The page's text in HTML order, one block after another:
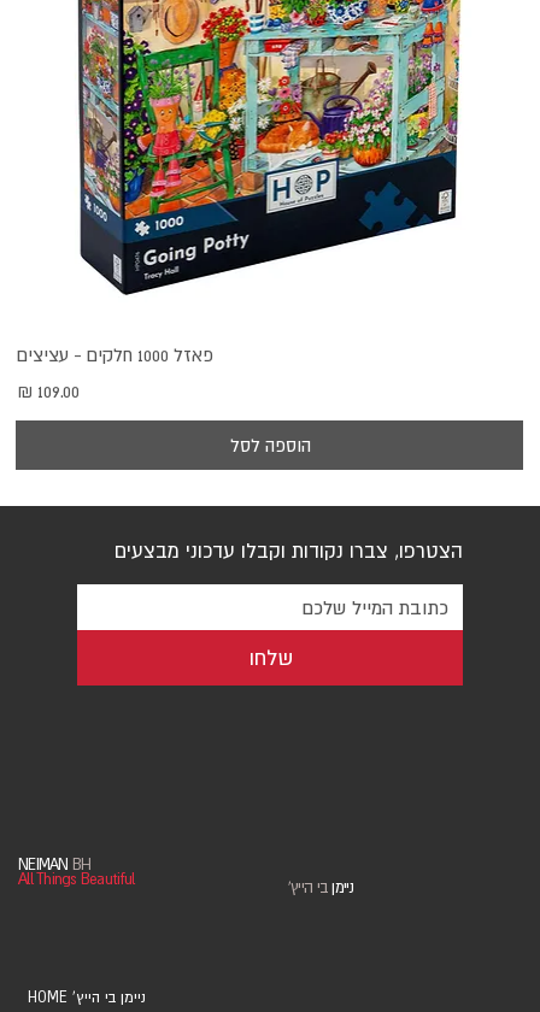
פאזל 1000 חלקים - עציצים
מחיר
הוספה לסל
HOME 'ניימן בי הייץ
הצטרפו, צברו נקודות וקבלו עדכוני מבצעים
שלחו
NEIMAN BH
All Things Beautiful
' ניימן בי הייץ